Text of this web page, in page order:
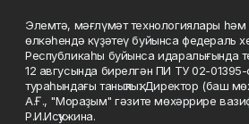
Элемтә, мәғлүмәт технологиялары
өлкәһендә күҙәтеү буйынса федераль
Республикаһы буйынса идаралығында
12 авгусында бирелгән ПИ ТУ 02-
тураһындағы таныҡлыҡ. Директор (баш
А.Ғ., "Мораҙым" гәзите мөхәррире
Р.И.Исҡужина.